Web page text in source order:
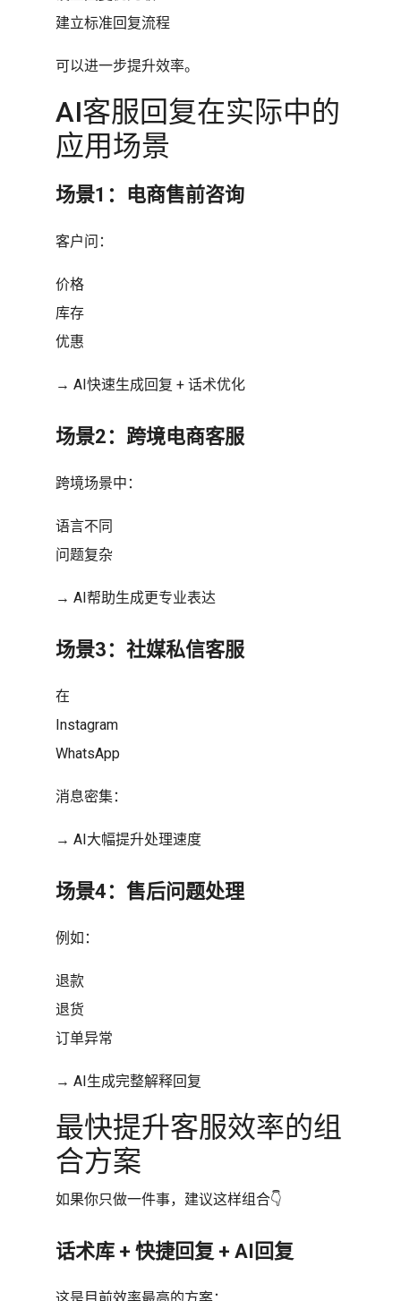
建立标准回复流程
可以进一步提升效率。
AI客服回复在实际中的
应用场景
场景1：电商售前咨询
客户问：
价格
库存
优惠
→ AI快速生成回复 + 话术优化
场景2：跨境电商客服
跨境场景中：
语言不同
问题复杂
→ AI帮助生成更专业表达
场景3：社媒私信客服
在
Instagram
WhatsApp
消息密集：
→ AI大幅提升处理速度
场景4：售后问题处理
例如：
退款
退货
订单异常
→ AI生成完整解释回复
最快提升客服效率的组
合方案
如果你只做一件事，建议这样组合👇
话术库 + 快捷回复 + AI回复